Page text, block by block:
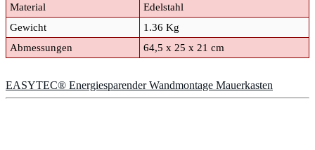
Material
Edelstahl
Gewicht
1.36 Kg
Abmessungen
64,5 x 25 x 21 cm
EASYTEC® Energiesparender Wandmontage Mauerkasten